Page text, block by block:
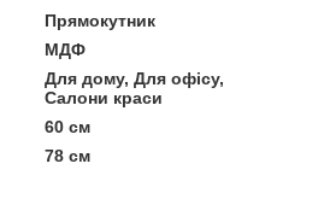
Прямокутник
МДФ
Для дому, Для офісу,
Салони краси
60 см
78 см